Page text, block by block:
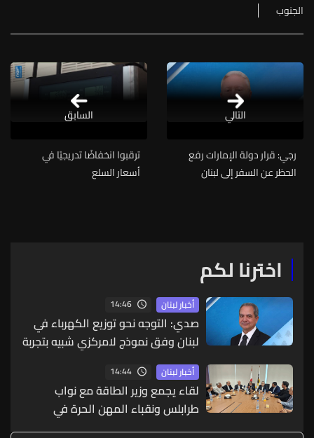
الجنوب
التالي
رجي: قرار دولة الإمارات رفع
الحظر عن السفر إلى لبنان
ترقبوا انخفاضًا تدريجيًا في
أسعار السلع
السابق
اخترنا لكم
أخبار لبنان 14:46
صدي: التوجه نحو توزيع الكهرباء في
لبنان وفق نموذج لامركزي شبيه بتجربة
زحلة
أخبار لبنان 14:44
لقاء يجمع وزير الطاقة مع نواب
طرابلس ونقباء المهن الحرة في
الشمال